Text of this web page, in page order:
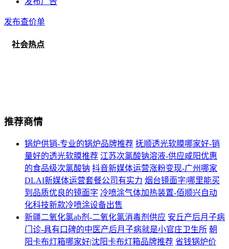
发布查价单
社会热点
推荐商情
锅炉供销-专业的锅炉品牌推荐 抚顺透光软膜哪家好-销
量好的透光软膜推荐 江苏次氯酸钠溶液-供应咸阳优惠
的食品级次氯酸钠 抖音新媒体运营涨粉变现-广州哪家
DLAI新媒体运营套餐公司有实力 烟台镜面字|哪里能买
到品质优良的镜面字 冷喷涂气体加热装置-佰顺兴自动
化科技新款冷喷涂设备出售
新疆二氧化氯ab剂-二氧化氯消毒剂供应 安丘产后月子病
门诊-具有口碑的中医产后月子病就是小官庄卫生所 朝
阳卡布灯箱哪家好|沈阳卡布灯箱品牌推荐 省钱锅炉价